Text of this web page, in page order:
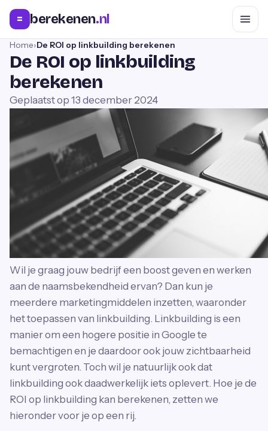
= berekenen.nl
Home›De ROI op linkbuilding berekenen
De ROI op linkbuilding
berekenen
Geplaatst op 13 december 2024
Wil je graag jouw bedrijf een boost geven en werken
aan de naamsbekendheid ervan? Dan kun je
meerdere marketingmiddelen inzetten, waaronder
het toepassen van linkbuilding. Linkbuilding is een
manier om een hogere positie in Google te
bemachtigen en je daardoor ook jouw zichtbaarheid
kunt vergroten. Toch wil je natuurlijk ook dat
linkbuilding ook daadwerkelijk iets oplevert. Hoe je de
ROI op linkbuilding kan berekenen, zetten we
hieronder voor je op een rij.